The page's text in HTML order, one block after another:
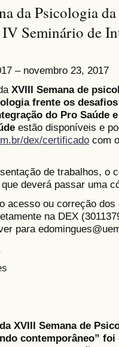
da Psicologia
Seminário de
– novembro 23, 2017
XVIII Semana de
frente os
do Pro Saúde
estão disponíveis e
dex/certificado com
de trabalhos, o
deverá passar uma
acesso ou correção
na DEX
para
XVIII Semana de
contemporâneo”